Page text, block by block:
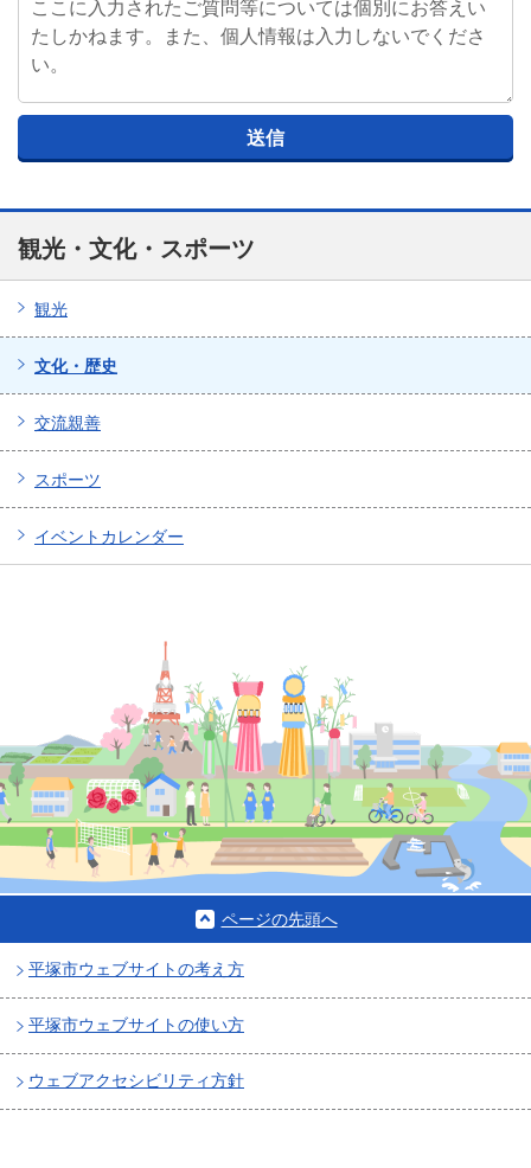
観光・文化・スポーツ
観光
文化・歴史
交流親善
スポーツ
イベントカレンダー
ページの先頭へ
平塚市ウェブサイトの考え方
平塚市ウェブサイトの使い方
ウェブアクセシビリティ方針